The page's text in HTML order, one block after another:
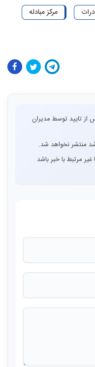
مرکز مبادله
تایید توسط مدیران
منتشر نخواهد شد.
مرتبط با خبر باشد